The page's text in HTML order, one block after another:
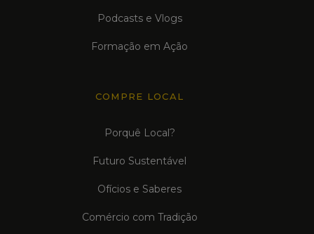
Podcasts e Vlogs
Formação em Ação
COMPRE LOCAL
Porquê Local?
Futuro Sustentável
Ofícios e Saberes
Comércio com Tradição